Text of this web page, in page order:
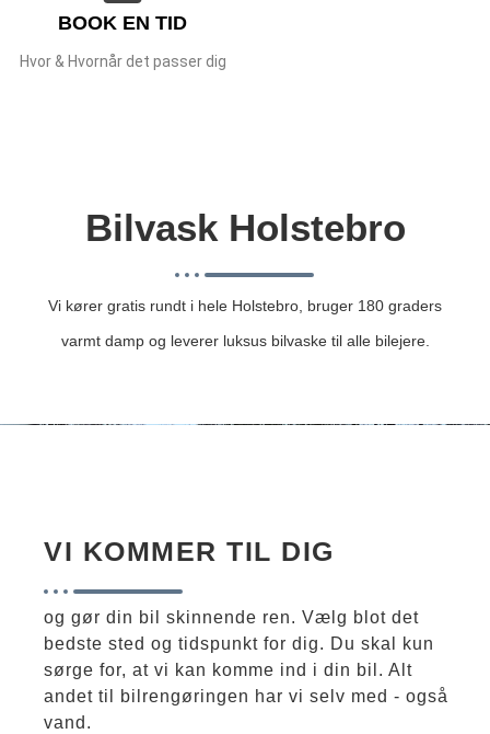
BOOK EN TID
Hvor & Hvornår det passer dig
Bilvask Holstebro
Vi kører gratis rundt i hele Holstebro, bruger 180 graders
varmt damp og leverer luksus bilvaske til alle bilejere.
VI KOMMER TIL DIG
og gør din bil skinnende ren. Vælg blot det
bedste sted og tidspunkt for dig. Du skal kun
sørge for, at vi kan komme ind i din bil. Alt
andet til bilrengøringen har vi selv med - også
vand.